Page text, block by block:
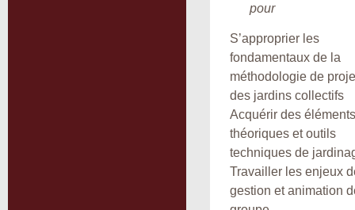
pour
S’approprier les
fondamentaux de la
méthodologie de
des jardins collectifs
Acquérir des éléments
théoriques et outils
techniques de
Travailler les enjeux
gestion et animation